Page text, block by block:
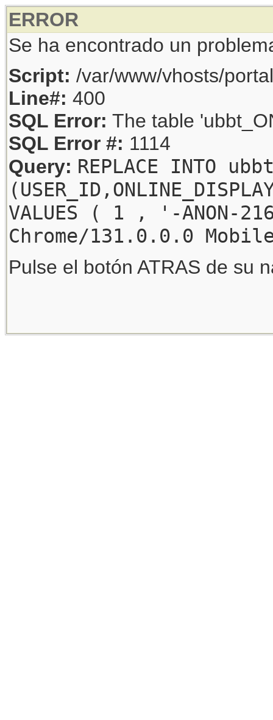
ERROR
Se ha encontrado un
Script: /var/www/vhosts/
Line#: 400
SQL Error: The table
SQL Error #: 1114
Query: REPLACE INTO
VALUES ( 1 , '-
Chrome/131.0.0.0
Pulse el botón ATRAS de su